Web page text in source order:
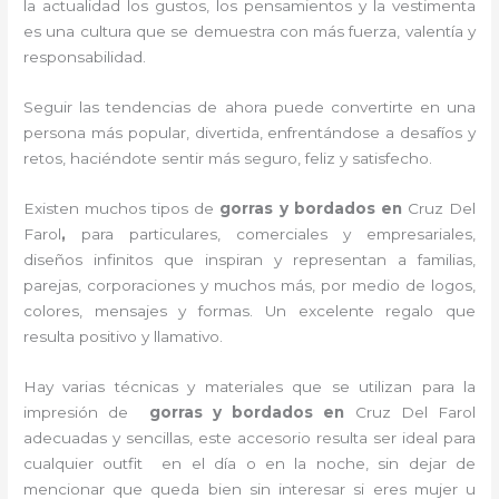
la actualidad los gustos, los pensamientos y la vestimenta
es una cultura que se demuestra con más fuerza, valentía y
responsabilidad.
Seguir las tendencias de ahora puede convertirte en una
persona más popular, divertida, enfrentándose a desafíos y
retos, haciéndote sentir más seguro, feliz y satisfecho.
Existen muchos tipos de gorras y bordados en Cruz Del
Farol, para particulares, comerciales y empresariales,
diseños infinitos que inspiran y representan a familias,
parejas, corporaciones y muchos más, por medio de logos,
colores, mensajes y formas. Un excelente regalo que
resulta positivo y llamativo.
Hay varias técnicas y materiales que se utilizan para la
impresión de gorras y bordados en Cruz Del Farol
adecuadas y sencillas, este accesorio resulta ser ideal para
cualquier outfit en el día o en la noche, sin dejar de
mencionar que queda bien sin interesar si eres mujer u